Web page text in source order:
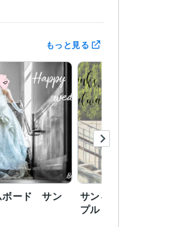
もっと見る
ボード サン
サンキューボード サン
プル